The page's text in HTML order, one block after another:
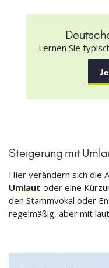
Lernen Sie
Steigerung mit
Hier verändern sich die
Umlaut oder eine
den Stammvokal oder
regelmäßig, aber mit